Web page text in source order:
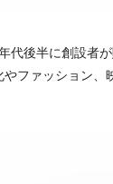
代後半に創設者
ファッション